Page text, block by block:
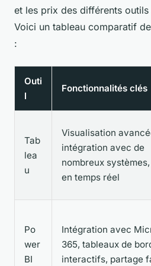
et les prix des différents
Voici un tableau comparatif
:
Outi
l
Fonctionnalités clés
Tab
lea
u
Visualisation
intégration avec de
nombreux
en temps réel
Po
wer
BI
Intégration avec
365, tableaux de
interactifs, partage